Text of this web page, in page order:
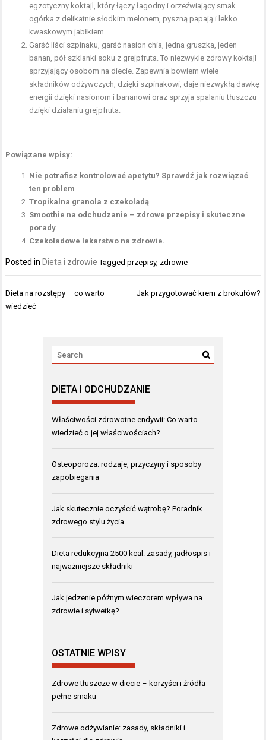
egzotyczny koktajl, który łączy łagodny i orzeźwiający smak
ogórka z delikatnie słodkim melonem, pyszną papają i lekko
kwaskowym jabłkiem.
Garść liści szpinaku, garść nasion chia, jedna gruszka, jeden
banan, pół szklanki soku z grejpfruta. To niezwykle zdrowy koktajl
sprzyjający osobom na diecie. Zapewnia bowiem wiele
składników odżywczych, dzięki szpinakowi, daje niezwykłą dawkę
energii dzięki nasionom i bananowi oraz sprzyja spalaniu tłuszczu
dzięki działaniu grejpfruta.
Powiązane wpisy:
Nie potrafisz kontrolować apetytu? Sprawdź jak rozwiązać
ten problem
Tropikalna granola z czekoladą
Smoothie na odchudzanie – zdrowe przepisy i skuteczne
porady
Czekoladowe lekarstwo na zdrowie.
Posted inDieta i zdrowie Taggedprzepisy, zdrowie
Nawigacja
wpisu
Dieta na rozstępy – co warto
wiedzieć
Jak przygotować krem z brokułów?
DIETA I ODCHUDZANIE
Właściwości zdrowotne endywii: Co warto
wiedzieć o jej właściwościach?
Osteoporoza: rodzaje, przyczyny i sposoby
zapobiegania
Jak skutecznie oczyścić wątrobę? Poradnik
zdrowego stylu życia
Dieta redukcyjna 2500 kcal: zasady, jadłospis i
najważniejsze składniki
Jak jedzenie późnym wieczorem wpływa na
zdrowie i sylwetkę?
OSTATNIE WPISY
Zdrowe tłuszcze w diecie – korzyści i źródła
pełne smaku
Zdrowe odżywianie: zasady, składniki i